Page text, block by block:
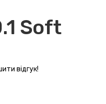
Soft
відгук!